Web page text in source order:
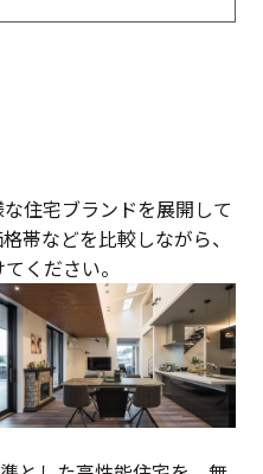
住宅ブランドを展開して
帯などを比較しながら、
ください。